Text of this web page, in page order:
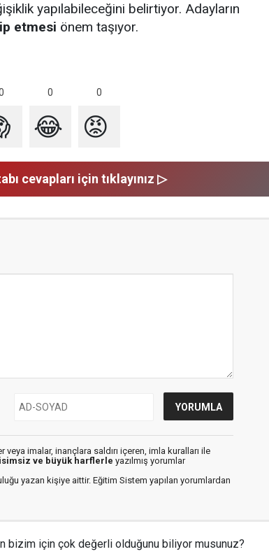
yapılabileceğini belirtiyor. Adayların
etmesi önem taşıyor.
0 0
😂 😡
cevapları için tıklayınız ▷
imalar, inançlara saldırı içeren, imla kuralları ile
isimsiz ve büyük harflerle yazılmış yorumlar
yazan kişiye aittir. Eğitim Sistem yapılan yorumlardan
bizim için çok değerli olduğunu biliyor musunuz?